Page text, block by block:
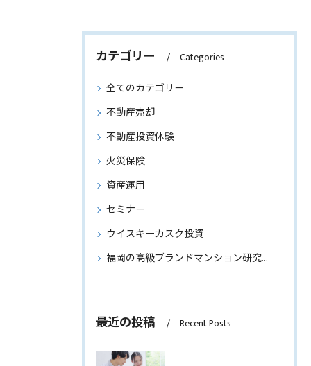
カテゴリー Categories
全てのカテゴリー
不動産売却
不動産投資体験
火災保険
資産運用
セミナー
ウイスキーカスク投資
福岡の高級ブランドマンション研究～物件情報もご紹介～
最近の投稿 Recent Posts